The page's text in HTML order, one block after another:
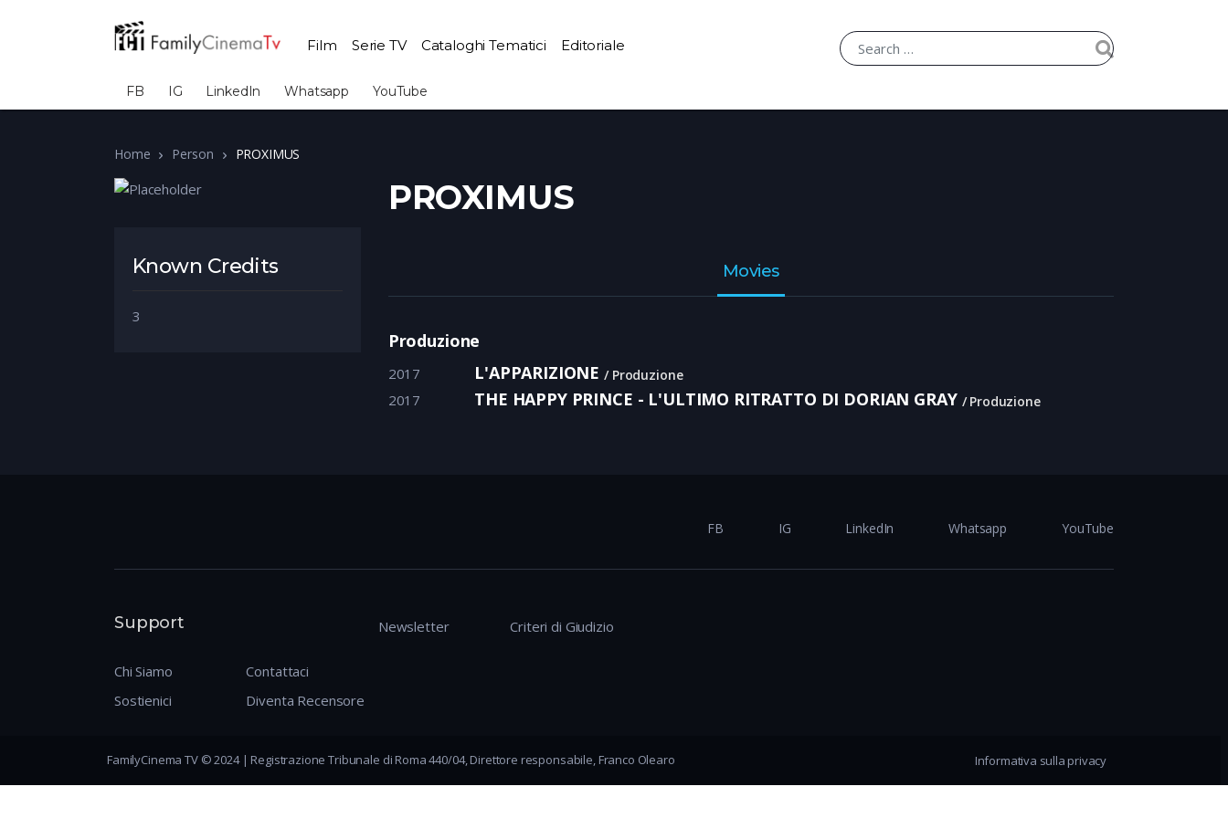
Film Serie TV Cataloghi Tematici Editoriale
FB IG LinkedIn Whatsapp YouTube
Home Person PROXIMUS
Known Credits
3
PROXIMUS
Movies
Produzione
2017 L'APPARIZIONE Produzione
2017 THE HAPPY PRINCE - L'ULTIMO RITRATTO DI DORIAN GRAY Produzione
FB IG LinkedIn Whatsapp YouTube
Support
Chi Siamo
Sostienici
Contattaci
Diventa Recensore
Newsletter Criteri di Giudizio
FamilyCinema TV © 2024 | Registrazione Tribunale di Roma 440/04, Direttore responsabile, Franco Olearo Informativa sulla privacy